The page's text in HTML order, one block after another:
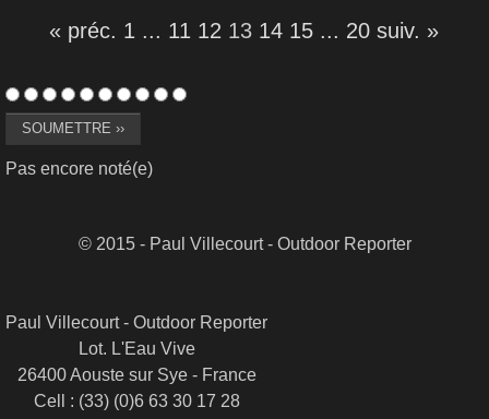
« préc. 1 ... 11 12 13 14 15 ... 20 suiv. »
Pas encore noté(e)
© 2015 - Paul Villecourt - Outdoor Reporter
Paul Villecourt - Outdoor Reporter
Lot. L'Eau Vive
26400 Aouste sur Sye - France
Cell : (33) (0)6 63 30 17 28